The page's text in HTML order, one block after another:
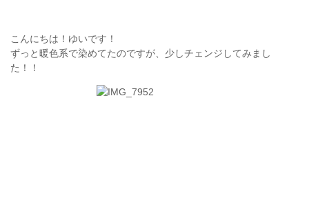
こんにちは！ゆいです！
ずっと暖色系で染めてたのですが、少しチェンジしてみまし
た！！